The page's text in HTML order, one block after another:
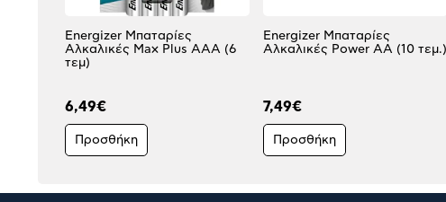
Energizer Μπαταρίες
Αλκαλικές Max Plus AΑA (6
τεμ)
6,49€
Προσθήκη
Energizer Μπαταρίες
Αλκαλικές Power AA (10 τεμ.)
7,49€
Προσθήκη